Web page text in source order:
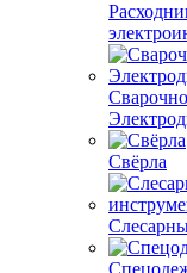
Свёрла